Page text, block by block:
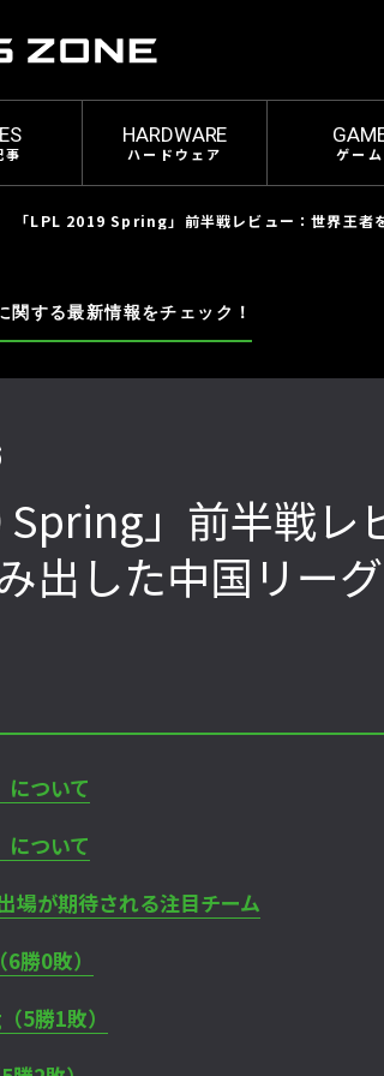
事
HARDWARE
ハードウェア ゲーム
「LPL 2019 Spring」前半戦レビュー：世界王者
関する最新情報をチェック！
Spring」前半戦レ
出した中国リー
ついて
ついて
場が期待される注目チーム
0敗）
5勝1敗）
ートフ
を終え
！ 第48
明しま
闘ゲーマ